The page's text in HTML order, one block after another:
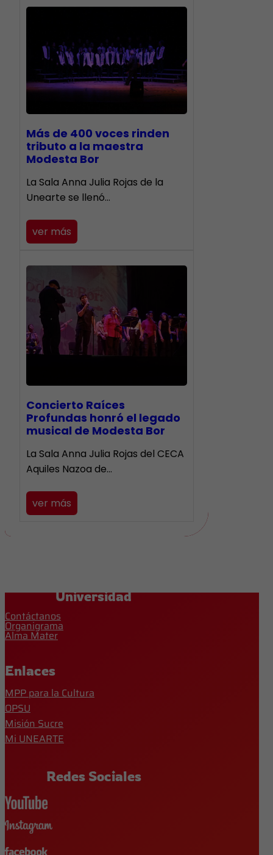
Más de 400 voces rinden
tributo a la maestra
Modesta Bor
​La Sala Anna Julia Rojas de la
Unearte se llenó…
ver más
​Concierto Raíces
Profundas honró el legado
musical de Modesta Bor
La Sala Anna Julia Rojas del CECA
Aquiles Nazoa de…
ver más
Universidad
Contáctanos
Organigrama
Alma Mater
Enlaces
MPP para la Cultura
OPSU
Misión Sucre
Mi UNEARTE
Redes Sociales